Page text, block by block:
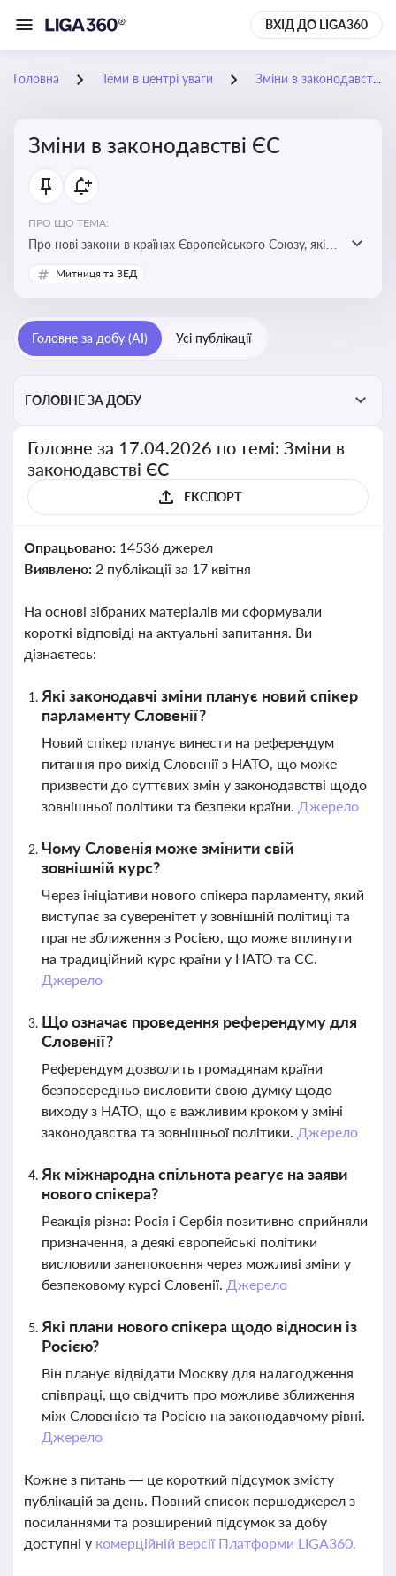
ВХІД ДО LIGA360
Головна Теми в центрі уваги Зміни в законодавстві ЄС
Зміни в законодавстві ЄС
ПРО ЩО ТЕМА:
Про нові закони в країнах Європейського Союзу, які
впливають на умови торгівлі, трудової міграції,
інтеграції та перспективу членства України в
Митниця та ЗЕД
Головне за добу (AI) Усі публікації
ГОЛОВНЕ ЗА ДОБУ
Головне за 17.04.2026 по темі: Зміни в
законодавстві ЄС
ЕКСПОРТ
Опрацьовано: 14536 джерел
Виявлено: 2 публікації за 17 квітня
На основі зібраних матеріалів ми сформували
короткі відповіді на актуальні запитання. Ви
дізнаєтесь:
Які законодавчі зміни планує новий спікер
парламенту Словенії?
Новий спікер планує винести на референдум
питання про вихід Словенії з НАТО, що може
призвести до суттєвих змін у законодавстві щодо
зовнішньої політики та безпеки країни. Джерело
Чому Словенія може змінити свій
зовнішній курс?
Через ініціативи нового спікера парламенту, який
виступає за суверенітет у зовнішній політиці та
прагне зближення з Росією, що може вплинути
на традиційний курс країни у НАТО та ЄС.
Джерело
Що означає проведення референдуму для
Словенії?
Референдум дозволить громадянам країни
безпосередньо висловити свою думку щодо
виходу з НАТО, що є важливим кроком у зміні
законодавства та зовнішньої політики. Джерело
Як міжнародна спільнота реагує на заяви
нового спікера?
Реакція різна: Росія і Сербія позитивно сприйняли
призначення, а деякі європейські політики
висловили занепокоєння через можливі зміни у
безпековому курсі Словенії. Джерело
Які плани нового спікера щодо відносин із
Росією?
Він планує відвідати Москву для налагодження
співпраці, що свідчить про можливе зближення
між Словенією та Росією на законодавчому рівні.
Джерело
Кожне з питань — це короткий підсумок змісту
публікацій за день. Повний список першоджерел з
посиланнями та розширений підсумок за добу
доступні у комерційній версії Платформи LIGA360.